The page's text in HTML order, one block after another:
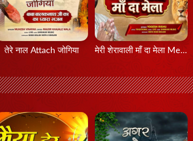
तेरे नाल Attach जोगिया मेरी शेरावाली माँ दा मेला Meri Sherawali Maa Da Mela